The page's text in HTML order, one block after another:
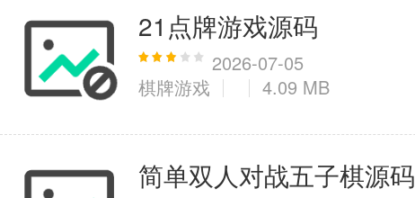
21点牌游戏源码
2026-07-05
棋牌游戏
4.09 MB
简单双人对战五子棋源码